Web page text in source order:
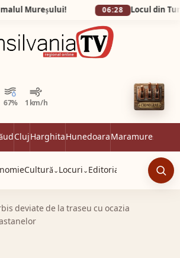
Mureșului! 06:28
67% 1 km/h
ClujHarghitaHunedoaraMaramureș
Cultură ⌄ Locuri ⌄ Editorial
deviate de la traseu cu ocazia